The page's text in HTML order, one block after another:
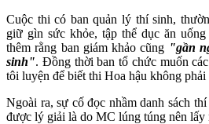
Cuộc thi có ban quản lý thí sinh,
giữ gìn sức khỏe, tập thể dục ăn
thêm rằng ban giám khảo cũng "gần
sinh". Đồng thời ban tổ chức muốn
tôi luyện để biết thi Hoa hậu không
Ngoài ra, sự cố đọc nhầm danh sách
được lý giải là do MC lúng túng nên lấy